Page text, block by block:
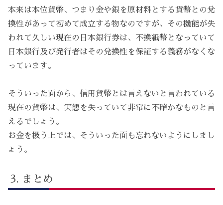
本来は本位貨幣、つまり金や銀を原材料とする貨幣との兌
換性があって初めて成立する物なのですが、その機能が失
われて久しい現在の日本銀行券は、不換紙幣となっていて
日本銀行及び発行者はその兌換性を保証する義務がなくな
っています。
そういった面から、信用貨幣とは言えないと言われている
現在の貨幣は、実態を失っていて非常に不確かなものと言
えるでしょう。
お金を扱う上では、そういった面も忘れないようにしまし
ょう。
まとめ